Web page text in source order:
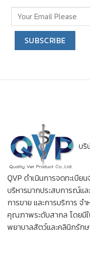
บริ
QVP ดำเนินการจดทะเบี
บริหารมากประสบการณ์แ
การขาย และการบริการ จ
คุณภาพระดับสากล โดยมีใ
พยาบาลสัตว์และคลินิกรักษ